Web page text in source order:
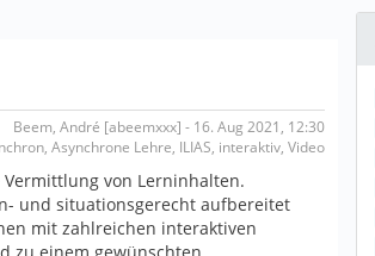
Beem, André [abeemxxx] - 16. Aug 2021, 12:30
Asynchrone Lehre, ILIAS, interaktiv, Video
von Lerninhalten.
und situationsgerecht aufbereitet
mit zahlreichen interaktiven